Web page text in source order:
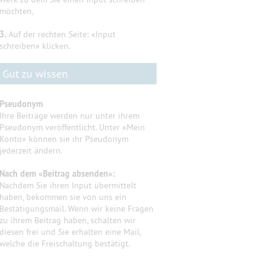
möchten,
3. Auf der rechten Seite: «Input
schreiben» klicken.
Gut zu wissen
Pseudonym
Ihre Beiträge werden nur unter ihrem
Pseudonym veröffentlicht. Unter «Mein
Konto» können sie ihr Pseudonym
jederzeit ändern.
Nach dem «Beitrag absenden»:
Nachdem Sie ihren Input übermittelt
haben, bekommen sie von uns ein
Bestätigungsmail. Wenn wir keine Fragen
zu ihrem Beitrag haben, schalten wir
diesen frei und Sie erhalten eine Mail,
welche die Freischaltung bestätigt.